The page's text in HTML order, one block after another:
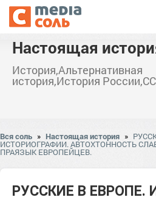
Настоящая
История,Альтернативная
история,История
Вся соль » Настоящая история »
ИСТОРИОГРАФИИ. АВТОХТОННОСТЬ
ПРАЯЗЫК ЕВРОПЕЙЦЕВ.
РУССКИЕ В ЕВРОПЕ.